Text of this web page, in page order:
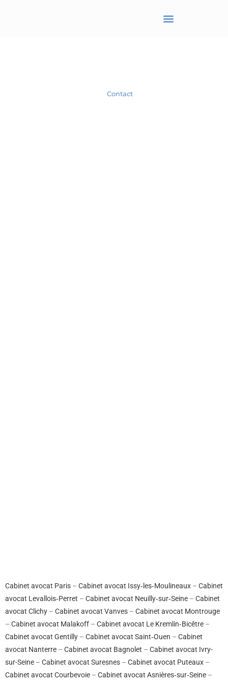
Contact
Cabinet avocat Paris – Cabinet avocat Issy‑les‑Moulineaux – Cabinet
avocat Levallois‑Perret – Cabinet avocat Neuilly‑sur‑Seine – Cabinet
avocat Clichy – Cabinet avocat Vanves – Cabinet avocat Montrouge
– Cabinet avocat Malakoff – Cabinet avocat Le Kremlin‑Bicêtre –
Cabinet avocat Gentilly – Cabinet avocat Saint‑Ouen – Cabinet
avocat Nanterre – Cabinet avocat Bagnolet – Cabinet avocat Ivry-
sur-Seine – Cabinet avocat Suresnes – Cabinet avocat Puteaux –
Cabinet avocat Courbevoie – Cabinet avocat Asnières‑sur‑Seine –